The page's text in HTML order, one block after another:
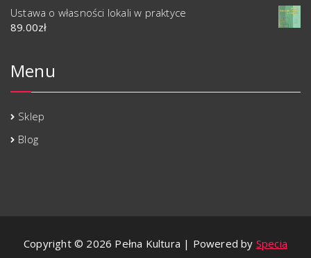
Ustawa o własności lokali w praktyce
89.00zł
Menu
Sklep
Blog
Copyright © 2026 Pełna Kultura | Powered by Specia